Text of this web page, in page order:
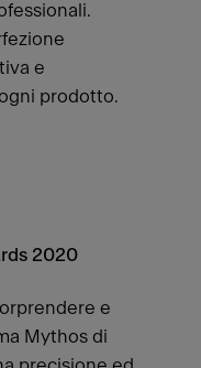
e
prodotto.
2020
e
Mythos di